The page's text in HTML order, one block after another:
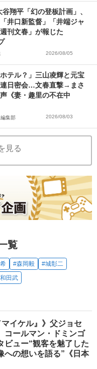
谷翔平「幻の登板計画」、
井口新監督」「井端ジャ
刊文春」が報じた
2026/08/05
テル？」三山凌輝と元宝
日密会…文春直撃→まさ
《妻・趣里の不在中
編集部 2026/08/03
見る
覧
#森岡毅
#城彰二
田武
イケル』》父ジョセ
コールマン・ドミンゴ
ビュー“観客を魅了した
への想いを語る”《日本